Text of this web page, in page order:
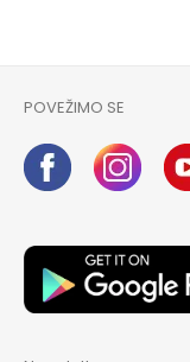
POVEŽIMO SE